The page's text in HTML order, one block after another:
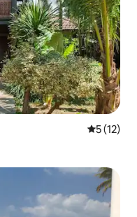
Средна
5 (12)